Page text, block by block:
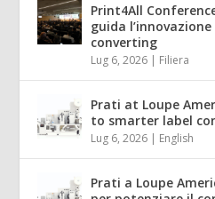
Print4All
guida
converting
Lug 6, 2026 | Filiera
Prati at Loupe
to smarter label
Lug 6, 2026 | English
Prati a Loupe